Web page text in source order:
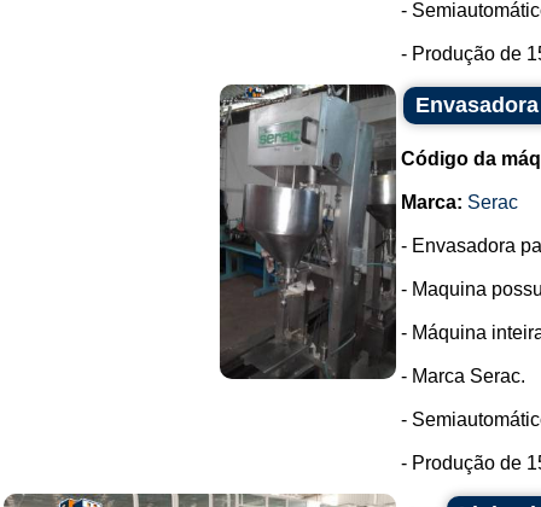
-
- Produção de
Código da
Marca: Serac
- Envasadora
- Maquina
- Máquina
- Marca Serac.
-
- Produção de